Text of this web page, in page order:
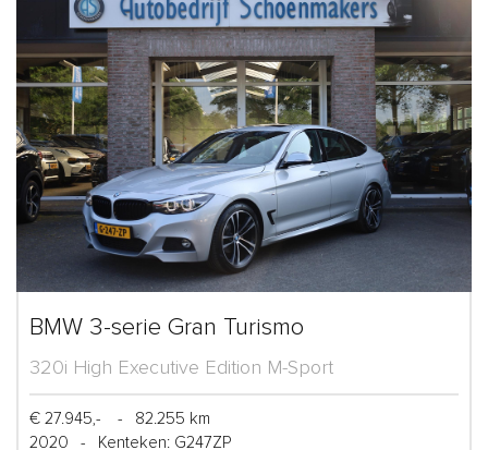
BMW 3-serie Gran Turismo
320i High Executive Edition M-Sport
€ 27.945,- -
82.255 km
2020
- Kenteken: G247ZP